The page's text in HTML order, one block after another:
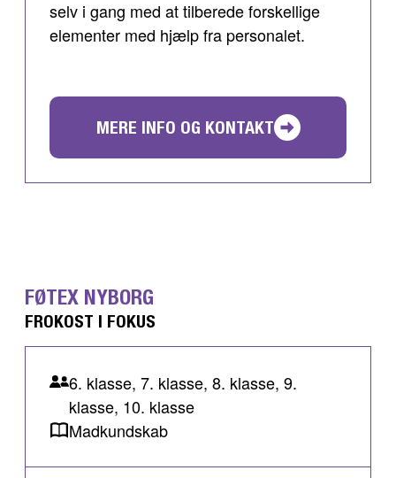
selv i gang med at tilberede forskellige
elementer med hjælp fra personalet.
MERE INFO OG KONTAKT
FØTEX NYBORG
FROKOST I FOKUS
6. klasse, 7. klasse, 8. klasse, 9.
klasse, 10. klasse
Madkundskab